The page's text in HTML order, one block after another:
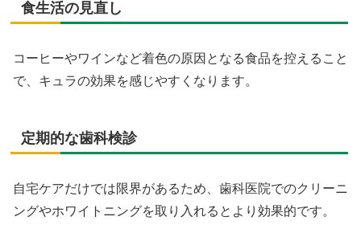
食生活の見直し
コーヒーやワインなど着色の原因となる食品を控えること
で、キュラの効果を感じやすくなります。
定期的な歯科検診
自宅ケアだけでは限界があるため、歯科医院でのクリーニ
ングやホワイトニングを取り入れるとより効果的です。